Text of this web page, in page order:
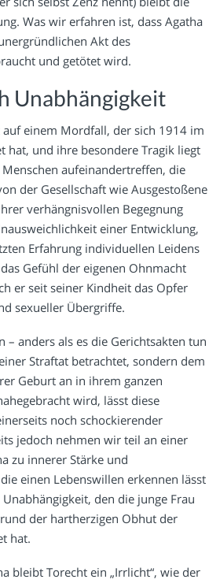
Was wir erfahren ist, dass Agatha
Akt des
und getötet wird.
Unabhängigkeit
auf einem Mordfall, der sich 1914 im
hat, und ihre besondere Tragik liegt
aufeinandertreffen, die
der Gesellschaft wie Ausgestoßene
verhängnisvollen Begegnung
einer Entwicklung,
Erfahrung individuellen Leidens
Gefühl der eigenen Ohnmacht
er seit seiner Kindheit das Opfer
sexueller Übergriffe.
– anders als es die Gerichtsakten tun
Straftat betrachtet, sondern dem
Geburt an in ihrem ganzen
wird, lässt diese
noch schockierender
jedoch nehmen wir teil an einer
zu innerer Stärke und
einen Lebenswillen erkennen lässt
den die junge Frau
der hartherzigen Obhut der
hat.
bleibt Torecht ein „Irrlicht“, wie der